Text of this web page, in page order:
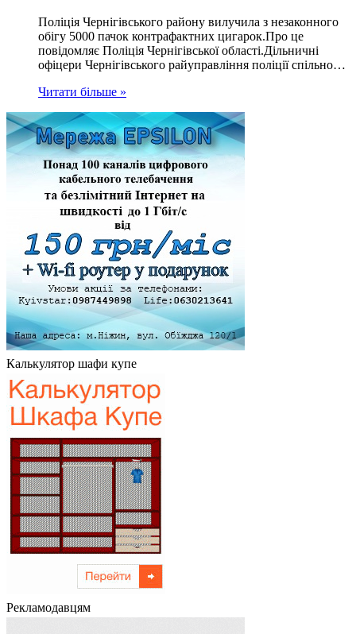
Поліція Чернігівського району вилучила з незаконного
обігу 5000 пачок контрафактних цигарок.Про це
повідомляє Поліція Чернігівської області.Дільничні
офіцери Чернігівського райуправління поліції спільно…
Читати більше »
Калькулятор шафи купе
Рекламодавцям